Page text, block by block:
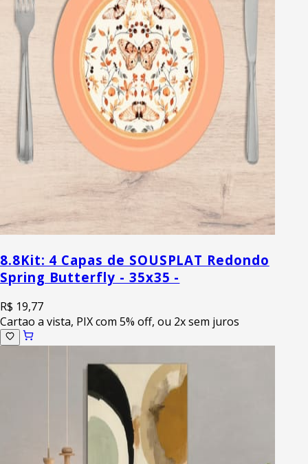
8.8Kit: 4 Capas de SOUSPLAT Redondo
Spring Butterfly - 35x35 -
R$ 19,77
Cartao a vista, PIX com 5% off, ou 2x sem juros